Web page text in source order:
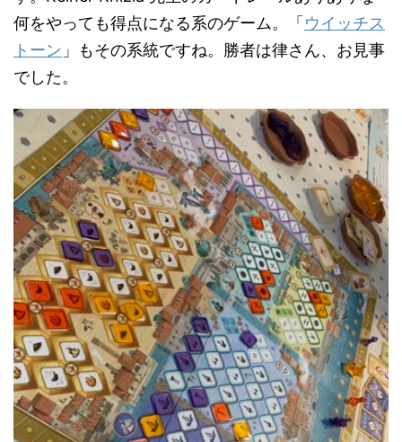
何をやっても得点になる系のゲーム。「ウイッチス
トーン 」もその系統ですね。勝者は律さん、お見事
でした。